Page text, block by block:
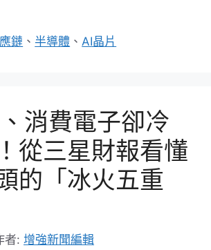
鏈 、半導體 、AI晶片
消費電子卻冷
從三星財報看懂
的「冰火五重
者: 增強新聞編輯